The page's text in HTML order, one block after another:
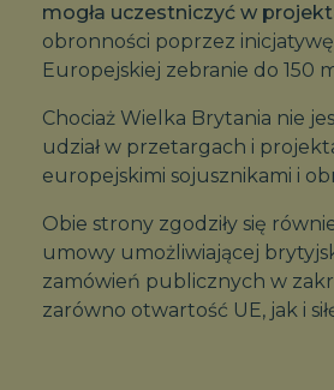
mogła uczestniczyć w
obronności poprzez
Europejskiej zebranie do 150
Chociaż Wielka Brytania nie
udział w przetargach i
europejskimi sojusznikami i
Obie strony zgodziły się
umowy umożliwiającej
zamówień publicznych w
zarówno otwartość UE, jak i